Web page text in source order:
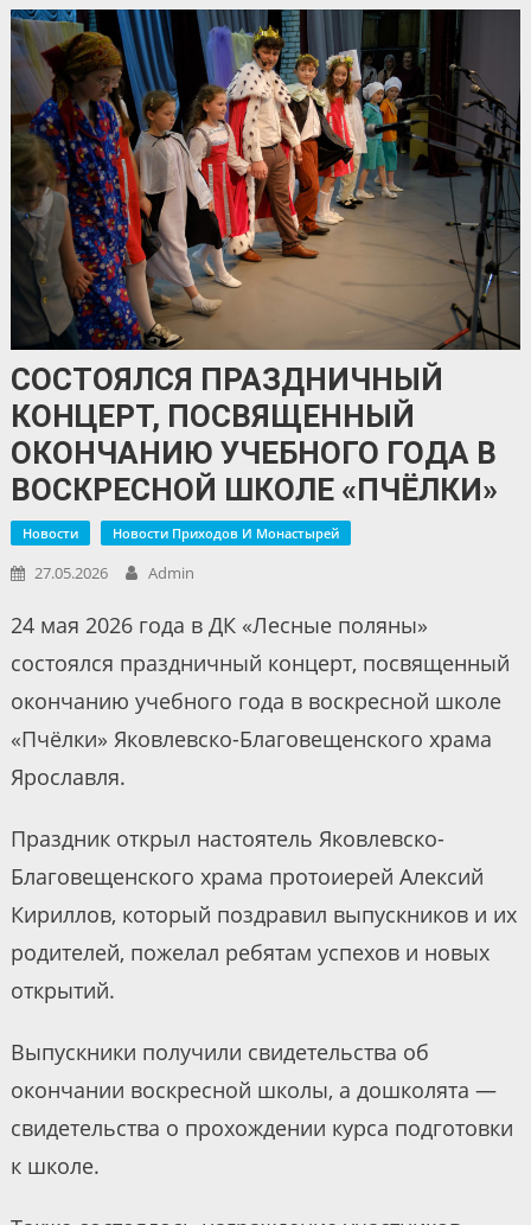
СОСТОЯЛСЯ ПРАЗДНИЧНЫЙ
КОНЦЕРТ, ПОСВЯЩЕННЫЙ
ОКОНЧАНИЮ УЧЕБНОГО ГОДА В
ВОСКРЕСНОЙ ШКОЛЕ «ПЧЁЛКИ»
Новости Новости Приходов И Монастырей
27.05.2026 Admin
24 мая 2026 года в ДК «Лесные поляны»
состоялся праздничный концерт, посвященный
окончанию учебного года в воскресной школе
«Пчёлки» Яковлевско-Благовещенского храма
Ярославля.
Праздник открыл настоятель Яковлевско-
Благовещенского храма протоиерей Алексий
Кириллов, который поздравил выпускников и их
родителей, пожелал ребятам успехов и новых
открытий.
Выпускники получили свидетельства об
окончании воскресной школы, а дошколята —
свидетельства о прохождении курса подготовки
к школе.